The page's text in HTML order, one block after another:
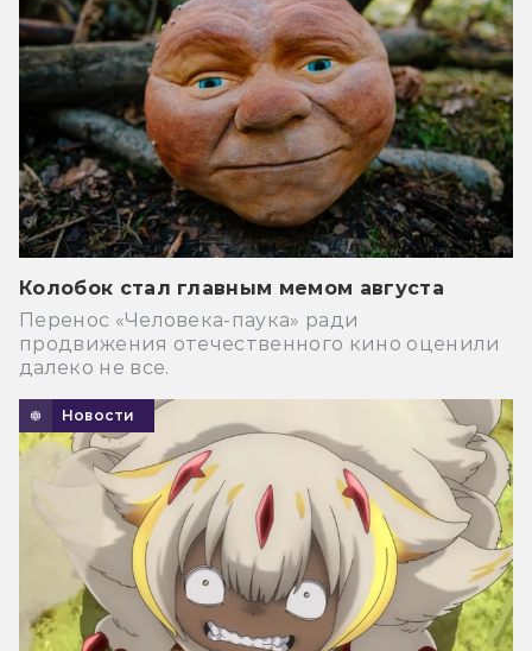
Колобок стал главным мемом августа
Перенос «Человека-паука» ради
продвижения отечественного кино оценили
далеко не все.
Новости